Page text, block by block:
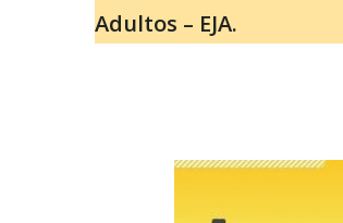
Adultos – EJA.